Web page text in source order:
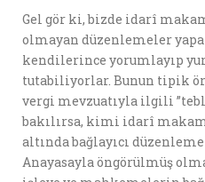
Gel gör ki, bizde idarî
olmayan düzenlemeler
kendilerince yorumlayıp
tutabiliyorlar. Bunun tipik
vergi mevzuatıyla ilgili
bakılırsa, kimi idarî
altında bağlayıcı
Anayasayla öngörülmüş